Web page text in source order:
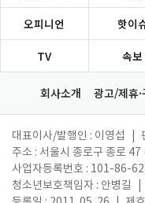
오피니언 핫이
TV 속보
회사소개 광고/제휴
대표이사/발행인 : 이영섭
주소 : 서울시 종로구 종로
사업자등록번호 : 101-86-
청소년보호책임자 : 안병길